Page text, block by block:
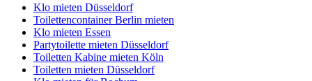
Klo mieten Düsseldorf
Toilettencontainer Berlin mieten
Klo mieten Essen
Partytoilette mieten Düsseldorf
Toiletten Kabine mieten Köln
Toiletten mieten Düsseldorf